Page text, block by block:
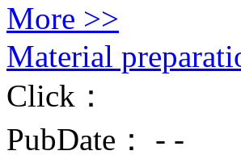
More >>
Material
Click：
PubDate：
- -